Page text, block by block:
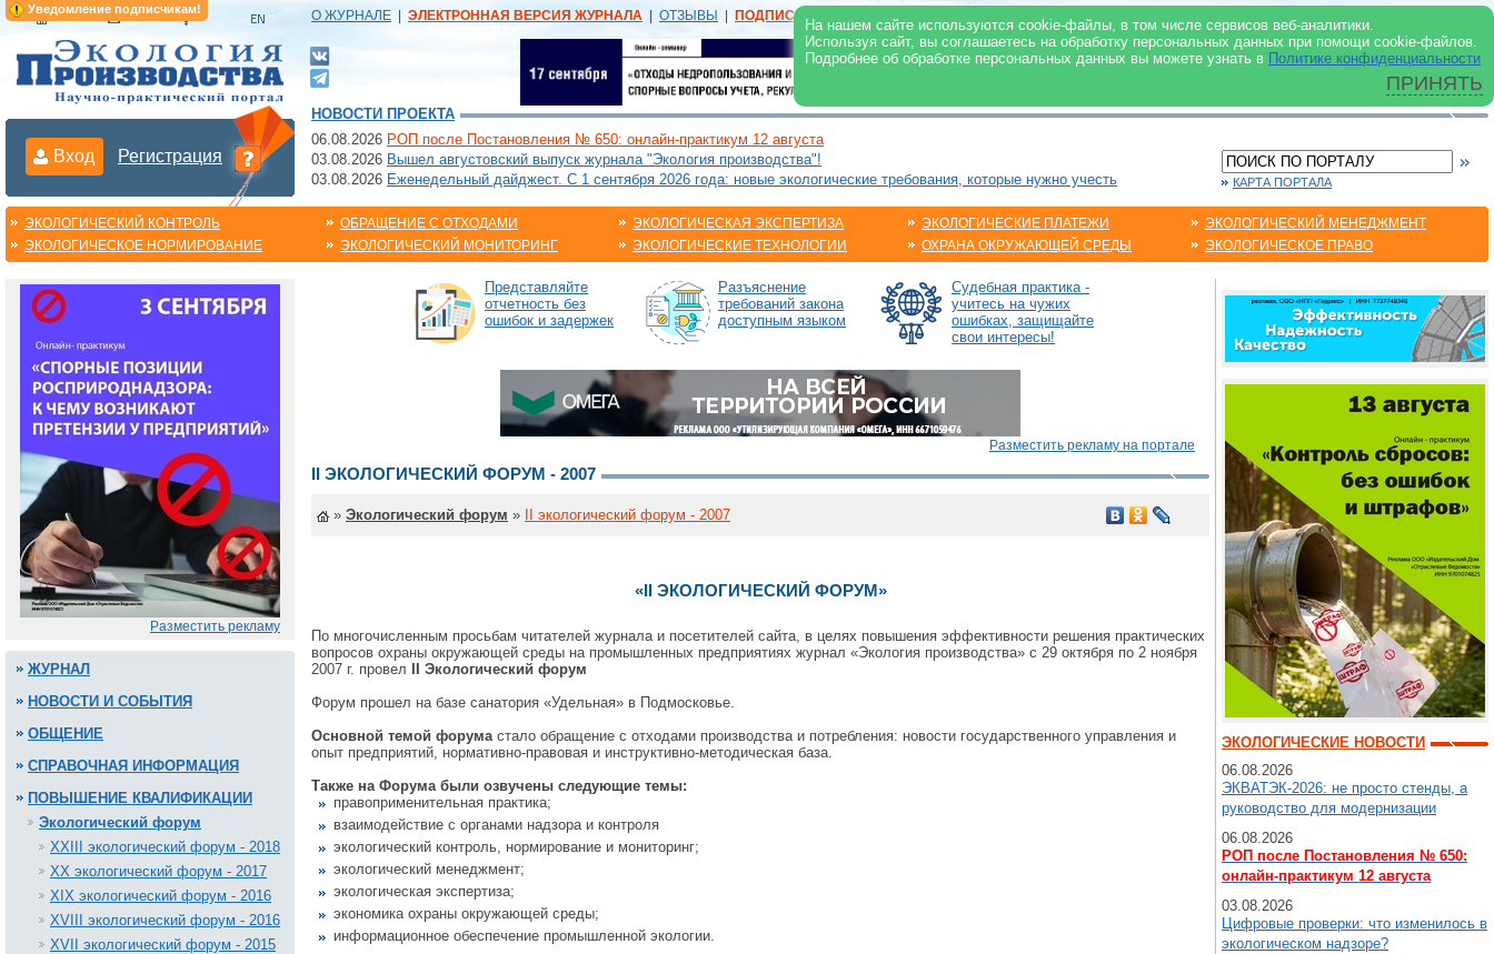
Уведомление подписчикам!
На нашем сайте используются cookie-файлы, в том числе сервисов веб-аналитики.
Используя сайт, вы соглашаетесь на обработку персональных данных при помощи cookie-файлов.
Подробнее об обработке персональных данных вы можете узнать в Политике конфиденциальности
ПРИНЯТЬ
О ЖУРНАЛЕ ЭЛЕКТРОННАЯ ВЕРСИЯ ЖУРНАЛА ОТЗЫВЫ ПОДПИСКА | В ЖУРНАЛЕ В ИНТЕРНЕТ
Вход Регистрация
НОВОСТИ ПРОЕКТА
06.08.2026 РОП после Постановления № 650: онлайн-практикум 12 августа
03.08.2026 Вышел августовский выпуск журнала "Экология производства"!
03.08.2026 Еженедельный дайджест. С 1 сентября 2026 года: новые экологические требования, которые нужно учесть КАРТА ПОРТАЛА
ЭКОЛОГИЧЕСКИЙ КОНТРОЛЬ
ЭКОЛОГИЧЕСКОЕ НОРМИРОВАНИЕ
ОБРАЩЕНИЕ С ОТХОДАМИ
ЭКОЛОГИЧЕСКИЙ МОНИТОРИНГ
ЭКОЛОГИЧЕСКАЯ ЭКСПЕРТИЗА
ЭКОЛОГИЧЕСКИЕ ТЕХНОЛОГИИ
ЭКОЛОГИЧЕСКИЕ ПЛАТЕЖИ
ОХРАНА ОКРУЖАЮЩЕЙ СРЕДЫ
ЭКОЛОГИЧЕСКИЙ МЕНЕДЖМЕНТ
ЭКОЛОГИЧЕСКОЕ ПРАВО
Разместить рекламу
ЖУРНАЛ
НОВОСТИ И СОБЫТИЯ
ОБЩЕНИЕ
СПРАВОЧНАЯ ИНФОРМАЦИЯ
ПОВЫШЕНИЕ КВАЛИФИКАЦИИ
Экологический форум
XXIII экологический форум - 2018
XX экологический форум - 2017
XIX экологический форум - 2016
XVIII экологический форум - 2016
XVII экологический форум - 2015
Представляйте
отчетность без
ошибок и задержек
Разъяснение
требований закона
доступным языком
Судебная практика -
учитесь на чужих
ошибках, защищайте
свои интересы!
Разместить рекламу на портале
II ЭКОЛОГИЧЕСКИЙ ФОРУМ - 2007
» Экологический форум » II экологический форум - 2007
«II ЭКОЛОГИЧЕСКИЙ ФОРУМ»
По многочисленным просьбам читателей журнала и посетителей сайта, в целях повышения эффективности решения практических
вопросов охраны окружающей среды на промышленных предприятиях журнал «Экология производства» с 29 октября по 2 ноября
2007 г. провел
II Экологический форум
Форум прошел на базе санатория «Удельная» в Подмосковье.
Основной темой форумастало обращение с отходами производства и потребления: новости государственного управления и
опыт предприятий, нормативно-правовая и инструктивно-методическая база.
Также на Форума были озвучены следующие темы:
правоприменительная практика;
взаимодействие с органами надзора и контроля
экологический контроль, нормирование и мониторинг;
экологический менеджмент;
экологическая экспертиза;
экономика охраны окружающей среды;
информационное обеспечение промышленной экологии.
ЭКОЛОГИЧЕСКИЕ НОВОСТИ
06.08.2026
ЭКВАТЭК-2026: не просто стенды, а
руководство для модернизации
06.08.2026
РОП после Постановления № 650:
онлайн-практикум 12 августа
03.08.2026
Цифровые проверки: что изменилось в
экологическом надзоре?